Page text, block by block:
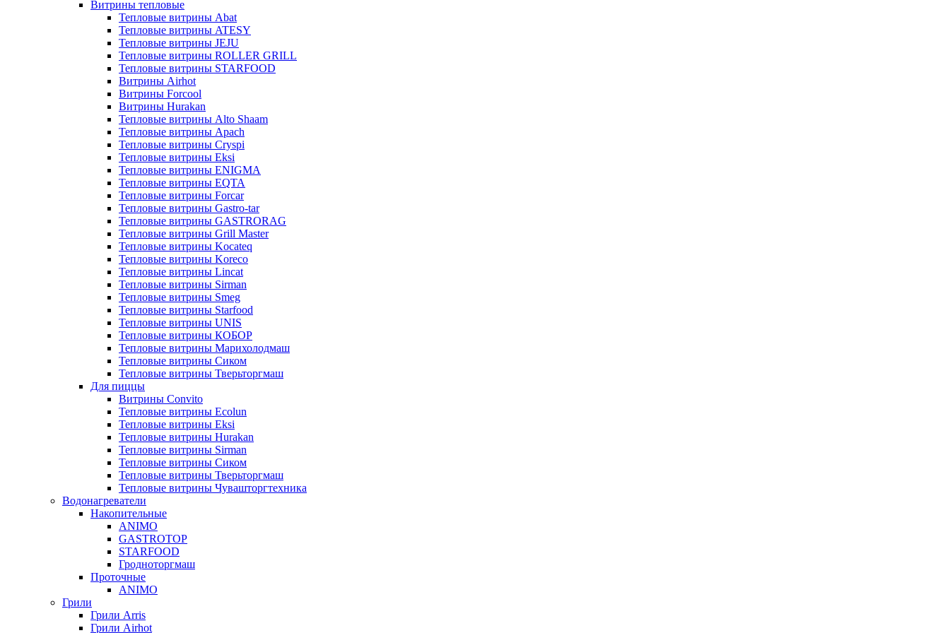
Витрины тепловые
Тепловые витрины Abat
Тепловые витрины ATESY
Тепловые витрины JEJU
Тепловые витрины ROLLER GRILL
Тепловые витрины STARFOOD
Витрины Airhot
Витрины Forcool
Витрины Hurakan
Тепловые витрины Alto Shaam
Тепловые витрины Apach
Тепловые витрины Cryspi
Тепловые витрины Eksi
Тепловые витрины ENIGMA
Тепловые витрины EQTA
Тепловые витрины Forcar
Тепловые витрины Gastro-tar
Тепловые витрины GASTRORAG
Тепловые витрины Grill Master
Тепловые витрины Kocateq
Тепловые витрины Koreco
Тепловые витрины Lincat
Тепловые витрины Sirman
Тепловые витрины Smeg
Тепловые витрины Starfood
Тепловые витрины UNIS
Тепловые витрины КОБОР
Тепловые витрины Марихолодмаш
Тепловые витрины Сиком
Тепловые витрины Тверьторгмаш
Для пиццы
Витрины Convito
Тепловые витрины Ecolun
Тепловые витрины Eksi
Тепловые витрины Hurakan
Тепловые витрины Sirman
Тепловые витрины Сиком
Тепловые витрины Тверьторгмаш
Тепловые витрины Чувашторгтехника
Водонагреватели
Накопительные
ANIMO
GASTROTOP
STARFOOD
Гродноторгмаш
Проточные
ANIMO
Грили
Грили Arris
Грили Airhot